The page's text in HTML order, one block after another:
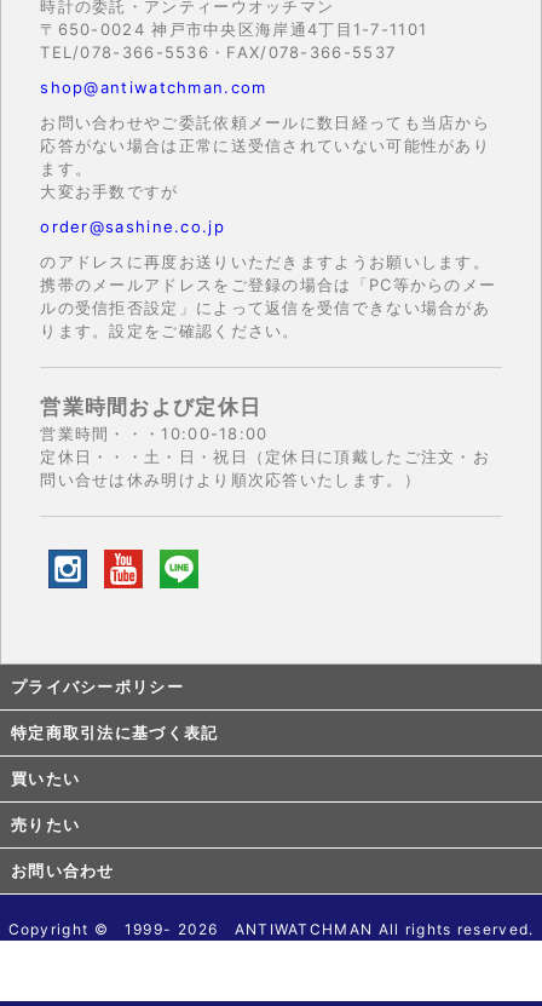
時計の委託・アンティーウオッチマン
〒650-0024 神戸市中央区海岸通4丁目1-7-1101
TEL/078-366-5536・FAX/078-366-5537
shop@antiwatchman.com
お問い合わせやご委託依頼メールに数日経っても当店から
応答がない場合は正常に送受信されていない可能性があり
ます。
大変お手数ですが
order@sashine.co.jp
のアドレスに再度お送りいただきますようお願いします。
携帯のメールアドレスをご登録の場合は「PC等からのメー
ルの受信拒否設定」によって返信を受信できない場合があ
ります。設定をご確認ください。
営業時間および定休日
営業時間・・・10:00-18:00
定休日・・・土・日・祝日（定休日に頂戴したご注文・お
問い合せは休み明けより順次応答いたします。）
プライバシーポリシー
特定商取引法に基づく表記
買いたい
売りたい
お問い合わせ
Copyright © 1999- 2026 ANTIWATCHMAN All rights reserved.